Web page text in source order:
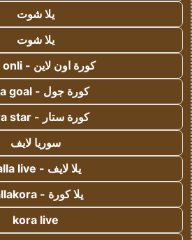
يلا شوت
يلا شوت
كورة اون لاين - kora onli
كورة جول - kora goal
كورة ستار - kora star
سوريا لايف
يلا لايف - yalla live
يلا كورة - yallakora
kora live